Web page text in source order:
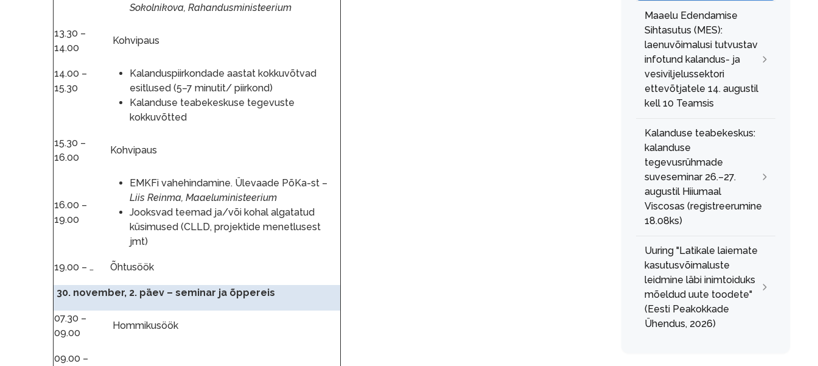
Sokolnikova, Rahandusministeerium
13.30 –
14.00
Kohvipaus
14.00 –
15.30
Kalanduspiirkondade aastat kokkuvõtvad
esitlused (5–7 minutit/ piirkond)
Kalanduse teabekeskuse tegevuste
kokkuvõtted
15.30 –
16.00
Kohvipaus
16.00 –
19.00
EMKFi vahehindamine. Ülevaade PõKa-st –
Liis Reinma, Maaeluministeerium
Jooksvad teemad ja/või kohal algatatud
küsimused (CLLD, projektide menetlusest
jmt)
19.00 – … Õhtusöök
30. november, 2. päev – seminar ja õppereis
07.30 –
09.00
Hommikusöök
09.00 –
Maaelu Edendamise
Sihtasutus (MES):
laenuvõimalusi tutvustav
infotund kalandus- ja
vesiviljelussektori
ettevõtjatele 14. augustil
kell 10 Teamsis
Kalanduse teabekeskus:
kalanduse
tegevusrühmade
suveseminar 26.–27.
augustil Hiiumaal
Viscosas (registreerumine
18.08ks)
Uuring "Latikale laiemate
kasutusvõimaluste
leidmine läbi inimtoiduks
mõeldud uute toodete"
(Eesti Peakokkade
Ühendus, 2026)